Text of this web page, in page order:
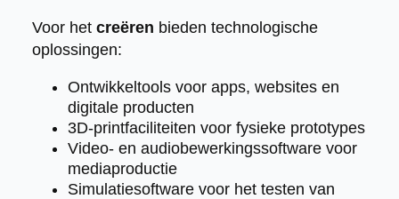
Voor het creëren bieden technologische
oplossingen:
Ontwikkeltools voor apps, websites en
digitale producten
3D-printfaciliteiten voor fysieke prototypes
Video- en audiobewerkingssoftware voor
mediaproductie
Simulatiesoftware voor het testen van